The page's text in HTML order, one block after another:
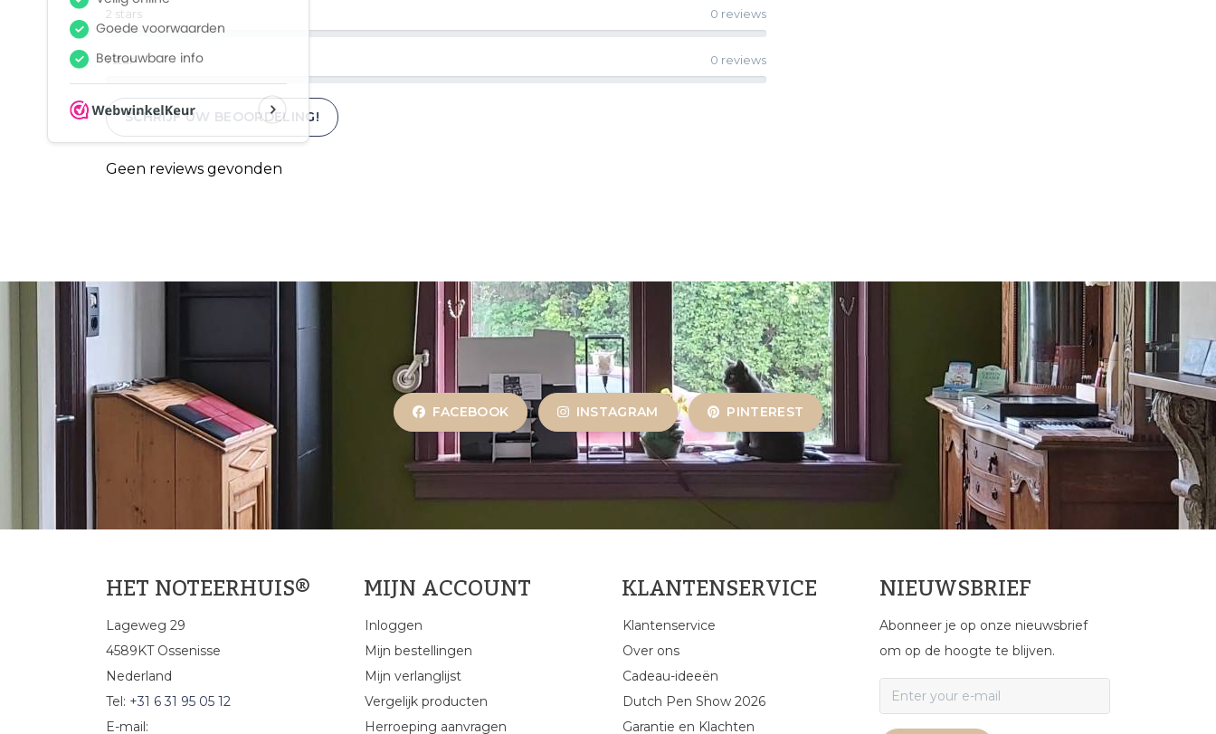
1 star 0 reviews
2 stars 0 reviews
SCHRIJF UW BEOORDELING!
Geen reviews gevonden
FACEBOOK INSTAGRAM PINTEREST
HET NOTEERHUIS®
Lageweg 29
4589KT Ossenisse
Nederland
Tel: +31 6 31 95 05 12
E-mail:
MIJN ACCOUNT
Inloggen
Mijn bestellingen
Mijn verlanglijst
Vergelijk producten
Herroeping aanvragen
KLANTENSERVICE
Klantenservice
Over ons
Cadeau-ideeën
Dutch Pen Show 2026
Garantie en Klachten
NIEUWSBRIEF
Abonneer je op onze nieuwsbrief
om op de hoogte te blijven.